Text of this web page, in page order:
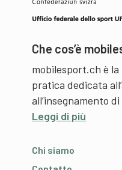
Che cos’è
mobilesport.ch è
pratica dedicata
all’insegnamento
Leggi di più
Chi siamo